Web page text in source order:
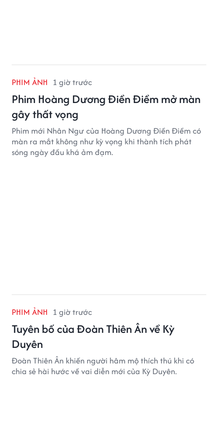
PHIM ẢNH 1 giờ trước
Phim Hoàng Dương Điền Điềm mở màn
gây thất vọng
Phim mới Nhân Ngư của Hoàng Dương Điền Điềm có
màn ra mắt không như kỳ vọng khi thành tích phát
sóng ngày đầu khá ảm đạm.
PHIM ẢNH 1 giờ trước
Tuyên bố của Đoàn Thiên Ân về Kỳ
Duyên
Đoàn Thiên Ân khiến người hâm mộ thích thú khi có
chia sẻ hài hước về vai diễn mới của Kỳ Duyên.